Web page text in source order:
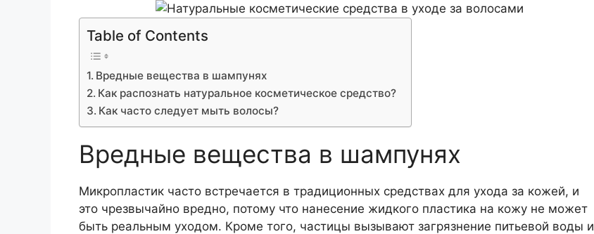
Table of Contents
Вредные вещества в шампунях
Как распознать натуральное косметическое средство?
Как часто следует мыть волосы?
Вредные вещества в шампунях
Микропластик часто встречается в традиционных средствах для ухода за кожей, и
это чрезвычайно вредно, потому что нанесение жидкого пластика на кожу не может
быть реальным уходом. Кроме того, частицы вызывают загрязнение питьевой воды и